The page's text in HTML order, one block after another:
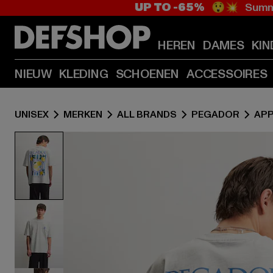
UP TO -65% 😲💥
HEREN DAMES
NIEUW KLEDING SCHOENEN ACCESSOIRES
UNISEX MERKEN ALL BRANDS PEGADOR